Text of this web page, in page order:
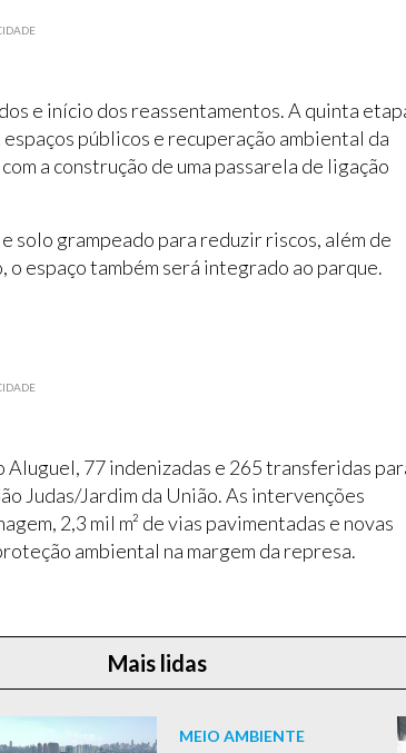
e início dos reassentamentos. A quinta
públicos e recuperação ambiental da
a construção de uma passarela de ligação
solo grampeado para reduzir riscos, além de
o espaço também será integrado ao parque.
77 indenizadas e 265 transferidas
Judas/Jardim da União. As intervenções
2,3 mil m² de vias pavimentadas e novas
ambiental na margem da represa.
Mais lidas
MEIO AMBIENTE